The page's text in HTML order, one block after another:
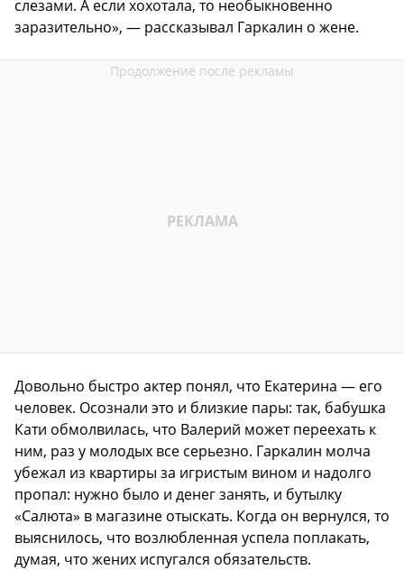
слезами. А если хохотала, то необыкновенно
заразительно», — рассказывал Гаркалин о жене.
Довольно быстро актер понял, что Екатерина — его
человек. Осознали это и близкие пары: так, бабушка
Кати обмолвилась, что Валерий может переехать к
ним, раз у молодых все серьезно. Гаркалин молча
убежал из квартиры за игристым вином и надолго
пропал: нужно было и денег занять, и бутылку
«Салюта» в магазине отыскать. Когда он вернулся, то
выяснилось, что возлюбленная успела поплакать,
думая, что жених испугался обязательств.